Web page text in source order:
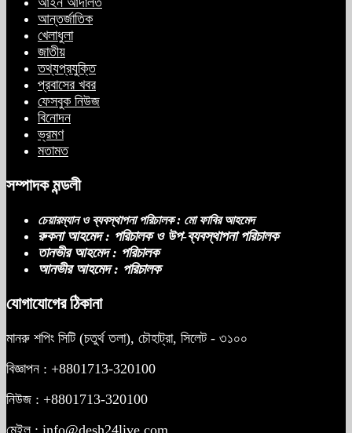
আন্তর্জাতিক
খেলাধুলা
জাতীয়
তথ্যপ্রযুক্তি
প্রবাসের খবর
ফেসবুক নিউজ
বিনোদন
ভ্রমণ
মতামত
সম্পাদক মন্ডলী
চেয়ারম্যান ও ব্যবস্থাপনা পরিচালক : মো ফাবির আহমেদ
রুকনা আহমেদ : পরিচালক ও উপ-ব্যবস্থাপনা পরিচালক
তানভীর আহমেদ : পরিচালক
আনভীর আহমেদ : পরিচালক
যোগাযোগের ঠিকানা
মানরু শপিং সিটি (চতুর্থ তলা), চৌহাট্রা, সিলেট - ৩১০০
বিজ্ঞাপন : +8801713-320100
নিউজ : +8801713-320100